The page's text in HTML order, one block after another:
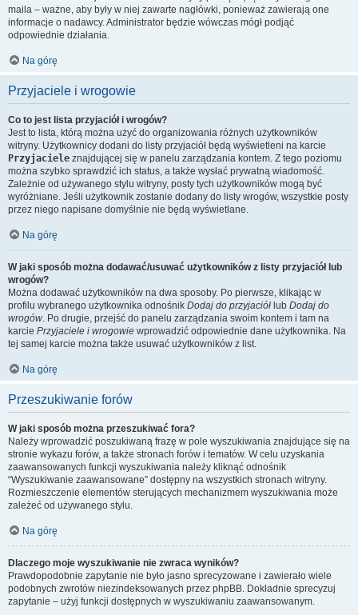
maila – ważne, aby były w niej zawarte nagłówki, ponieważ zawierają one
informacje o nadawcy. Administrator będzie wówczas mógł podjąć
odpowiednie działania.
Na górę
Przyjaciele i wrogowie
Co to jest lista przyjaciół i wrogów?
Jest to lista, którą można użyć do organizowania różnych użytkowników
witryny. Użytkownicy dodani do listy przyjaciół będą wyświetleni na karcie
Przyjaciele znajdującej się w panelu zarządzania kontem. Z tego poziomu
można szybko sprawdzić ich status, a także wysłać prywatną wiadomość.
Zależnie od używanego stylu witryny, posty tych użytkowników mogą być
wyróżniane. Jeśli użytkownik zostanie dodany do listy wrogów, wszystkie posty
przez niego napisane domyślnie nie będą wyświetlane.
Na górę
W jaki sposób można dodawać/usuwać użytkowników z listy przyjaciół lub
wrogów?
Można dodawać użytkowników na dwa sposoby. Po pierwsze, klikając w
profilu wybranego użytkownika odnośnik Dodaj do przyjaciół lub Dodaj do
wrogów. Po drugie, przejść do panelu zarządzania swoim kontem i tam na
karcie Przyjaciele i wrogowie wprowadzić odpowiednie dane użytkownika. Na
tej samej karcie można także usuwać użytkowników z list.
Na górę
Przeszukiwanie forów
W jaki sposób można przeszukiwać fora?
Należy wprowadzić poszukiwaną frazę w pole wyszukiwania znajdujące się na
stronie wykazu forów, a także stronach forów i tematów. W celu uzyskania
zaawansowanych funkcji wyszukiwania należy kliknąć odnośnik
“Wyszukiwanie zaawansowane” dostępny na wszystkich stronach witryny.
Rozmieszczenie elementów sterujących mechanizmem wyszukiwania może
zależeć od używanego stylu.
Na górę
Dlaczego moje wyszukiwanie nie zwraca wyników?
Prawdopodobnie zapytanie nie było jasno sprecyzowane i zawierało wiele
podobnych zwrotów niezindeksowanych przez phpBB. Dokładnie sprecyzuj
zapytanie – użyj funkcji dostępnych w wyszukiwaniu zaawansowanym.